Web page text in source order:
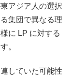
アジア人の選択
集団で異なる理
に LP に対する
。
していた可能性